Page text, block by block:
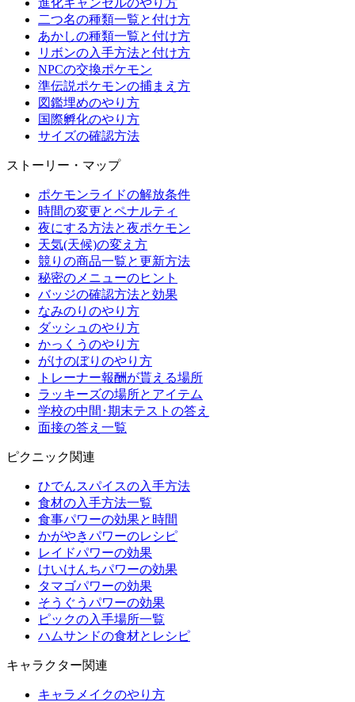
進化キャンセルのやり方
二つ名の種類一覧と付け方
あかしの種類一覧と付け方
リボンの入手方法と付け方
NPCの交換ポケモン
準伝説ポケモンの捕まえ方
図鑑埋めのやり方
国際孵化のやり方
サイズの確認方法
ストーリー・マップ
ポケモンライドの解放条件
時間の変更とペナルティ
夜にする方法と夜ポケモン
天気(天候)の変え方
競りの商品一覧と更新方法
秘密のメニューのヒント
バッジの確認方法と効果
なみのりのやり方
ダッシュのやり方
かっくうのやり方
がけのぼりのやり方
トレーナー報酬が貰える場所
ラッキーズの場所とアイテム
学校の中間･期末テストの答え
面接の答え一覧
ピクニック関連
ひでんスパイスの入手方法
食材の入手方法一覧
食事パワーの効果と時間
かがやきパワーのレシピ
レイドパワーの効果
けいけんちパワーの効果
タマゴパワーの効果
そうぐうパワーの効果
ピックの入手場所一覧
ハムサンドの食材とレシピ
キャラクター関連
キャラメイクのやり方